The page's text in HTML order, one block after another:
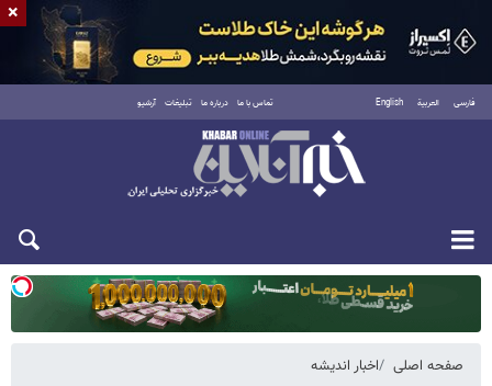
فارسی العربية English تماس با ما درباره ما تبلیغات آرشیو
یکشنبه ۱۸ مرداد ۱۴۰۵
صفحه اصلی اخبار اندیشه
×